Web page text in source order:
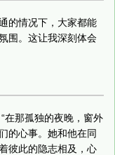
的情况下，大家都能
围。这让我深刻体会
在那孤独的夜晚，窗外
的心事。她和他在同
彼此的隐志相及，心